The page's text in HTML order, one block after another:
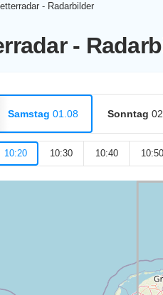
- Radarbilder
-
Samstag 01.08 Sonntag
10:20 10:30 10:40 10:50